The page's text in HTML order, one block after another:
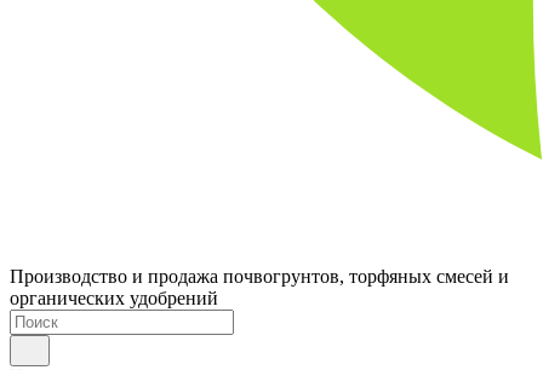
Производство и продажа почвогрунтов, торфяных смесей и
органических удобрений